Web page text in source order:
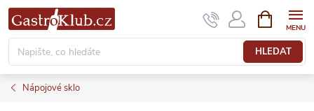
Přejít
na
obsah
HLEDAT
NÁKUPNÍ
KOŠÍK
Nápojové sklo